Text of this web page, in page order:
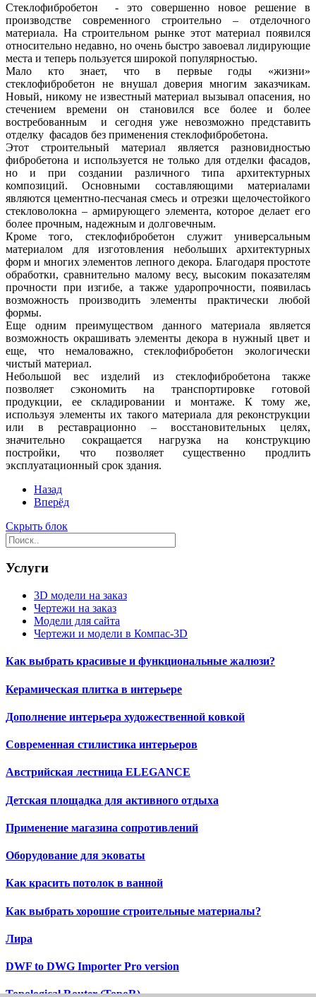
Стеклофибробетон - это совершенно новое решение в
производстве современного строительно – отделочного
материала. На строительном рынке этот материал появился
относительно недавно, но очень быстро завоевал лидирующие
места и теперь пользуется широкой популярностью.
Мало кто знает, что в первые годы «жизни»
стеклофибробетон не внушал доверия многим заказчикам.
Новый, никому не известный материал вызывал опасения, но
стечением времени он становился все более и более
востребованным и сегодня уже невозможно представить
отделку фасадов без применения стеклофибробетона.
Этот строительный материал является разновидностью
фибробетона и используется не только для отделки фасадов,
но и при создании различного типа архитектурных
композиций. Основными составляющими материалами
являются цементно-песчаная смесь и отрезки щелочестойкого
стекловолокна – армирующего элемента, которое делает его
более прочным, надежным и долговечным.
Кроме того, стеклофибробетон служит универсальным
материалом для изготовления небольших архитектурных
форм и многих элементов лепного декора. Благодаря простоте
обработки, сравнительно малому весу, высоким показателям
прочности при изгибе, а также ударопрочности, появилась
возможность производить элементы практически любой
формы.
Еще одним преимуществом данного материала является
возможность окрашивать элементы декора в нужный цвет и
еще, что немаловажно, стеклофибробетон экологически
чистый материал.
Небольшой вес изделий из стеклофибробетона также
позволяет сэкономить на транспортировке готовой
продукции, ее складировании и монтаже. К тому же,
используя элементы их такого материала для реконструкции
или в реставрационно – восстановительных целях,
значительно сокращается нагрузка на конструкцию
постройки, что позволяет существенно продлить
эксплуатационный срок здания.
Назад
Вперёд
Скрыть блок
Услуги
3D модели на заказ
Чертежи на заказ
Модели для сайта
Чертежи и модели в Компас-3D
Как выбрать красивые и функциональные жалюзи?
Керамическая плитка в интерьере
Дополнение интерьера художественной ковкой
Современная стилистика интерьеров
Австрийская лестница ELEGANCE
Детская площадка для активного отдыха
Применение магазина сопротивлений
Оборудование для эковаты
Как красить потолок в ванной
Как выбрать хорошие строительные материалы?
Лира
DWF to DWG Importer Pro version
Topological Router (TopoR)